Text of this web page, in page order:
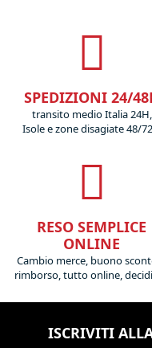
SPEDIZIONI 24/
transito medio Italia 24H,
Isole e zone disagiate 48/
RESO SEMPLICE
ONLINE
Cambio merce, buono
rimborso, tutto online,
ISCRIVITI